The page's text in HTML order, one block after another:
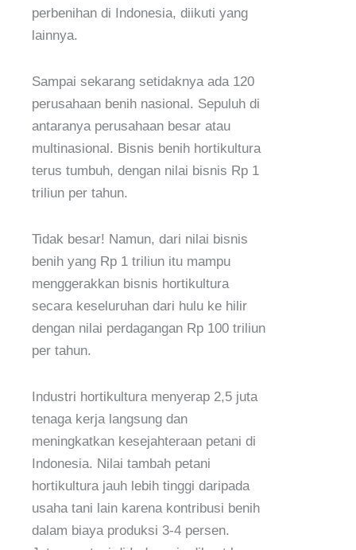
perbenihan di Indonesia, diikuti yang
lainnya.
Sampai sekarang setidaknya ada 120
perusahaan benih nasional. Sepuluh di
antaranya perusahaan besar atau
multinasional. Bisnis benih hortikultura
terus tumbuh, dengan nilai bisnis Rp 1
triliun per tahun.
Tidak besar! Namun, dari nilai bisnis
benih yang Rp 1 triliun itu mampu
menggerakkan bisnis hortikultura
secara keseluruhan dari hulu ke hilir
dengan nilai perdagangan Rp 100 triliun
per tahun.
Industri hortikultura menyerap 2,5 juta
tenaga kerja langsung dan
meningkatkan kesejahteraan petani di
Indonesia. Nilai tambah petani
hortikultura jauh lebih tinggi daripada
usaha tani lain karena kontribusi benih
dalam biaya produksi 3-4 persen.